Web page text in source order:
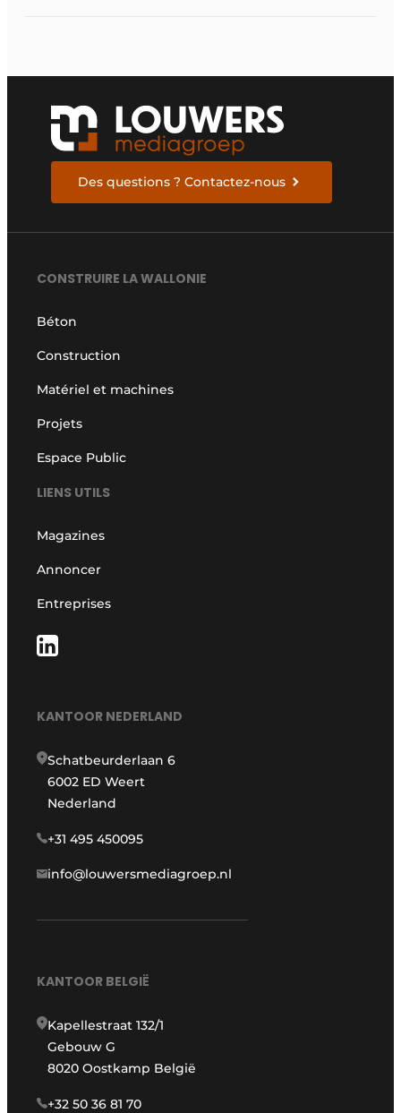
Des questions ? Contactez-nous
CONSTRUIRE LA WALLONIE
Béton
Construction
Matériel et machines
Projets
Espace Public
LIENS UTILS
Magazines
Annoncer
Entreprises
KANTOOR NEDERLAND
Schatbeurderlaan 6
6002 ED Weert
Nederland
+31 495 450095
info@louwersmediagroep.nl
KANTOOR BELGIË
Kapellestraat 132/1
Gebouw G
8020 Oostkamp België
+32 50 36 81 70